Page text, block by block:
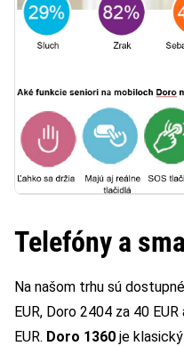
Telefóny a
Na našom trhu sú
EUR, Doro 2404 za 40
EUR. Doro 1360 je